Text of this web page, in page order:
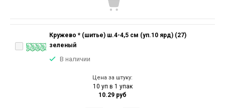
Кружево * (шитье) ш.4-4,5 см (уп.10 ярд) (27)
зеленый
В наличии
Цена за штуку:
10 уп в 1 упак
10.29 руб